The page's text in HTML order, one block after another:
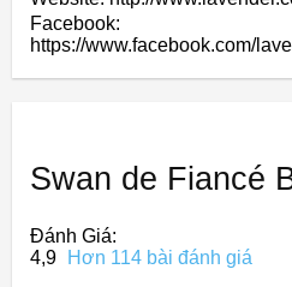
Facebook:
https://www.facebook.com/
Swan de Fiancé
Đánh Giá:
4,9
Hơn 114 bài đánh giá